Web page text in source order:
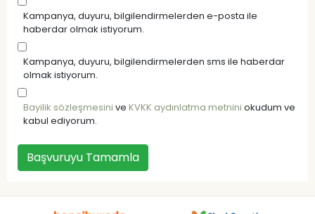
Kampanya, duyuru, bilgilendirmelerden e-posta ile
haberdar olmak istiyorum.
Kampanya, duyuru, bilgilendirmelerden sms ile haberdar
olmak istiyorum.
Bayilik sözleşmesini ve KVKK aydınlatma metnini okudum ve
kabul ediyorum.
Başvuruyu Tamamla